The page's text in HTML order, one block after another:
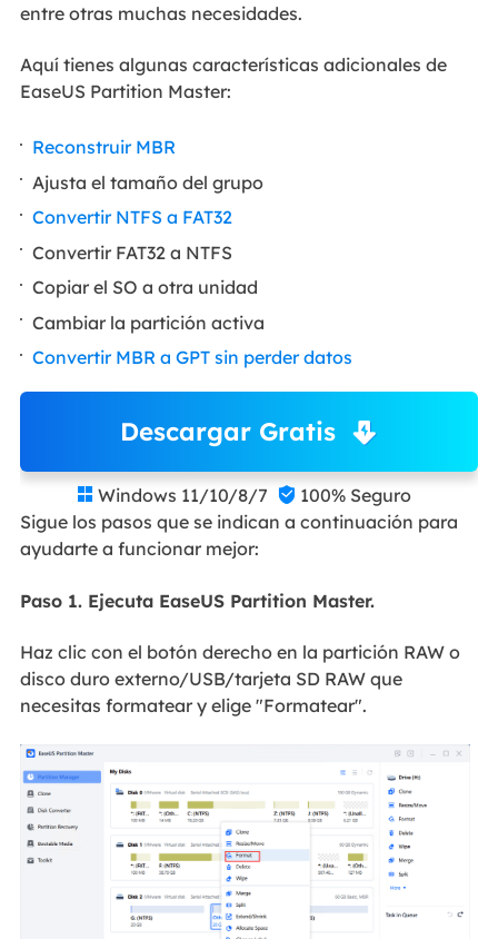
entre otras muchas necesidades.
Aquí tienes algunas características adicionales de
EaseUS Partition Master:
Reconstruir MBR
Ajusta el tamaño del grupo
Convertir NTFS a FAT32
Convertir FAT32 a NTFS
Copiar el SO a otra unidad
Cambiar la partición activa
Convertir MBR a GPT sin perder datos
Descargar Gratis
 Windows 11/10/8/7  100% Seguro
Sigue los pasos que se indican a continuación para
ayudarte a funcionar mejor:
Paso 1. Ejecuta EaseUS Partition Master.
Haz clic con el botón derecho en la partición RAW o
disco duro externo/USB/tarjeta SD RAW que
necesitas formatear y elige "Formatear".